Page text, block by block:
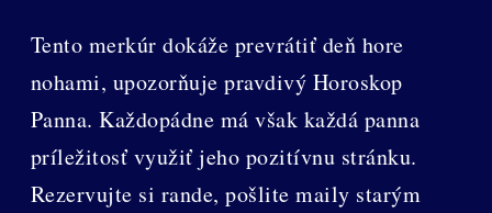
Tento merkúr dokáže prevrátiť deň hore
nohami, upozorňuje pravdivý Horoskop
Panna. Každopádne má však každá panna
príležitosť využiť jeho pozitívnu stránku.
Rezervujte si rande, pošlite maily starým